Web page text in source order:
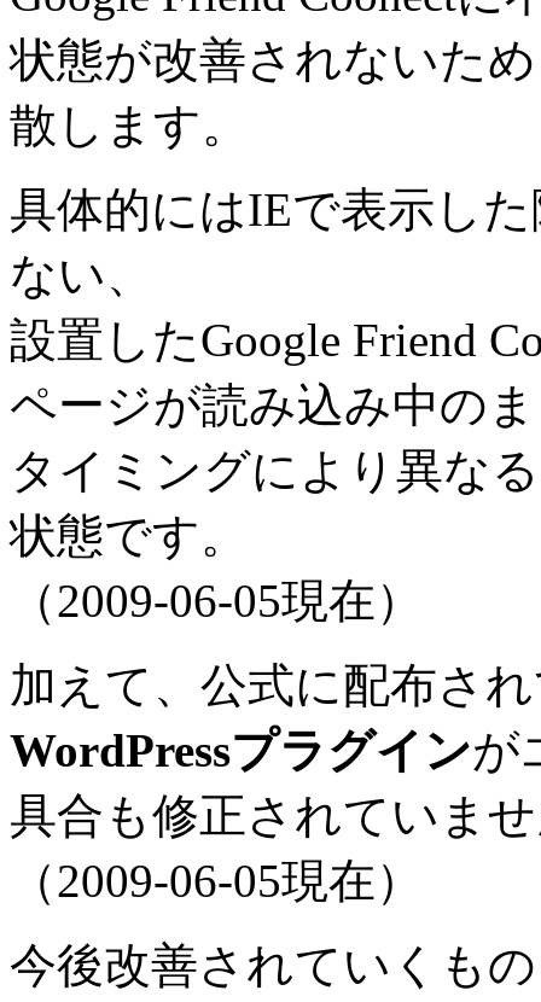
状態が改善されないた
散します。
具体的にはIEで表示し
ない、
設置したGoogle Friend
ページが読み込み中の
タイミングにより異な
状態です。
（2009-06-05現在）
加えて、公式に配布され
WordPressプラグインが
具合も修正されていま
（2009-06-05現在）
今後改善されていくも